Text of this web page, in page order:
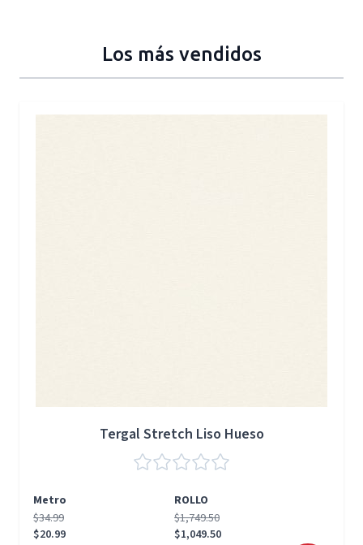
Los más vendidos
Tergal Stretch Liso Hueso
Metro
ROLLO
$34.99
$20.99
$1,749.50
$1,049.50